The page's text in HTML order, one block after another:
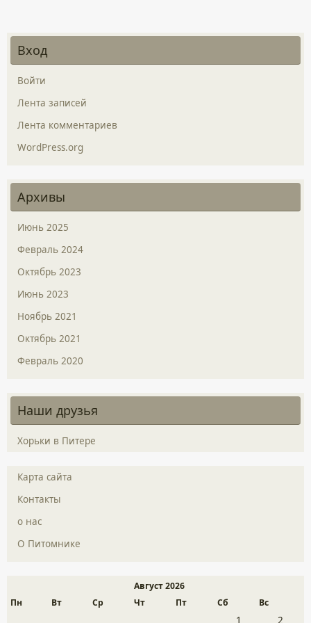
Вход
Войти
Лента записей
Лента комментариев
WordPress.org
Архивы
Июнь 2025
Февраль 2024
Октябрь 2023
Июнь 2023
Ноябрь 2021
Октябрь 2021
Февраль 2020
Наши друзья
Хорьки в Питере
Карта сайта
Контакты
о нас
О Питомнике
Август 2026
Пн
Вт Ср Чт Пт Сб Вс
1 2